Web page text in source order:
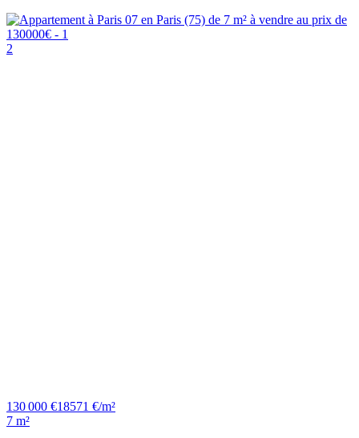
2
130 000 €18571 €/m²
7 m²